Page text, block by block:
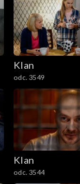
701–800
601–700
501–600
101–200
Klan
odc. 3549
Klan
odc. 3544